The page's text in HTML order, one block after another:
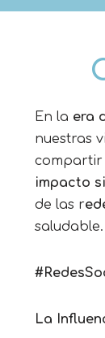
En la era
nuestras
compartir
impacto
de las r
saludable.
La